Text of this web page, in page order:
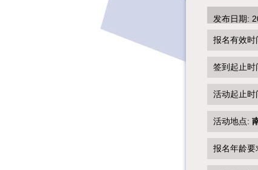
发布日期:
报名有效
签到起止
活动起止
活动地点:
报名年龄要